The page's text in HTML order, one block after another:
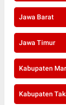
Jawa Barat
Jawa Timur
Kabupaten
Kabupaten